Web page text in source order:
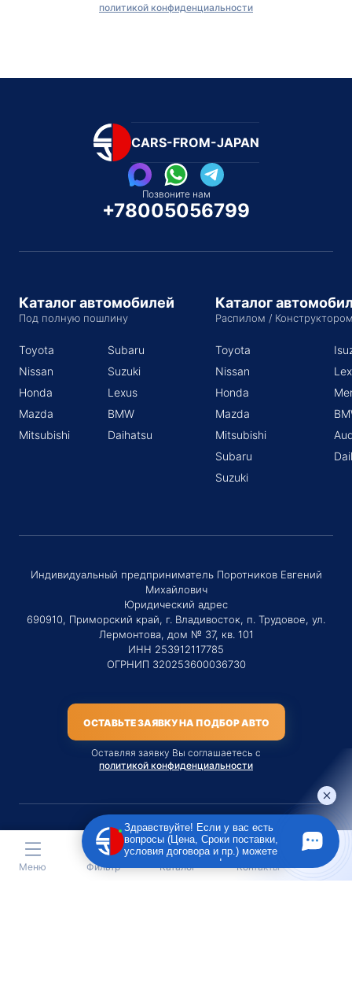
политикой конфиденциальности
CARS-FROM-JAPAN
Позвоните нам
+78005056799
Каталог автомобилей
Под полную пошлину
Toyota
Nissan
Honda
Mazda
Mitsubishi
Subaru
Suzuki
Lexus
BMW
Daihatsu
Каталог
Распилом /
Toyota
Nissan
Honda
Mazda
Mitsubishi
Subaru
Suzuki
Индивидуальный предприниматель Поротников Евгений
Михайлович
Юридический адрес
690910, Приморский край, г. Владивосток, п. Трудовое, ул.
Лермонтова, дом № 37, кв. 101
ИНН 253912117785
ОГРНИП 320253600036730
ОСТАВЬТЕ ЗАЯВКУ НА ПОДБОР АВТО
Оставляя заявку Вы соглашаетесь с
политикой конфиденциальности
Материалы данного сайта являются публичной офертой
только на услугу сопровождения Агентом приобретения
транспортного средства Клиентом.
Меню Фильтр Каталог Контакты
Здравствуйте! Если у вас есть
вопросы (Цена, Сроки поставки,
условия договора и пр.) можете
задать их мне в чат!